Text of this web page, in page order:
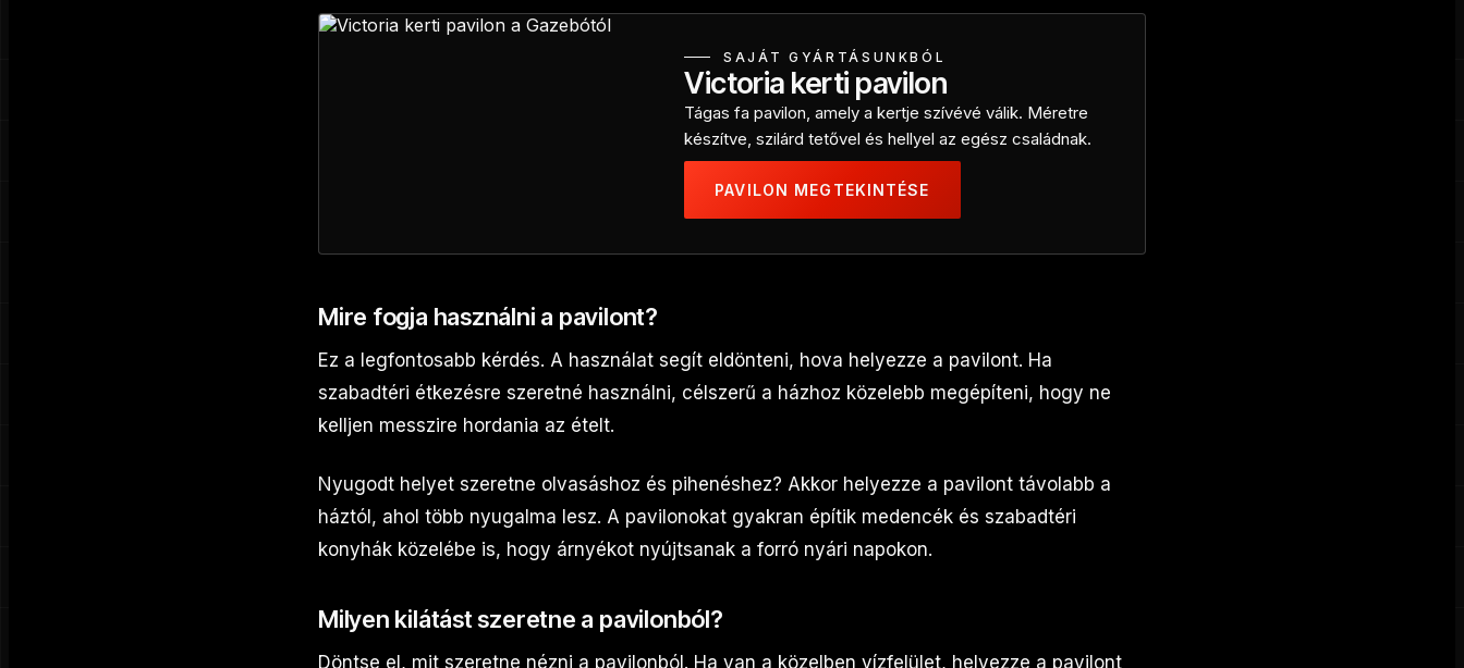
SAJÁT GYÁRTÁSUNKBÓL
Victoria kerti pavilon
Tágas fa pavilon, amely a kertje szívévé válik. Méretre
készítve, szilárd tetővel és hellyel az egész családnak.
PAVILON MEGTEKINTÉSE
Mire fogja használni a pavilont?
Ez a legfontosabb kérdés. A használat segít eldönteni, hova helyezze a pavilont. Ha
szabadtéri étkezésre szeretné használni, célszerű a házhoz közelebb megépíteni, hogy ne
kelljen messzire hordania az ételt.
Nyugodt helyet szeretne olvasáshoz és pihenéshez? Akkor helyezze a pavilont távolabb a
háztól, ahol több nyugalma lesz. A pavilonokat gyakran építik medencék és szabadtéri
konyhák közelébe is, hogy árnyékot nyújtsanak a forró nyári napokon.
Milyen kilátást szeretne a pavilonból?
Döntse el, mit szeretne nézni a pavilonból. Ha van a közelben vízfelület, helyezze a pavilont